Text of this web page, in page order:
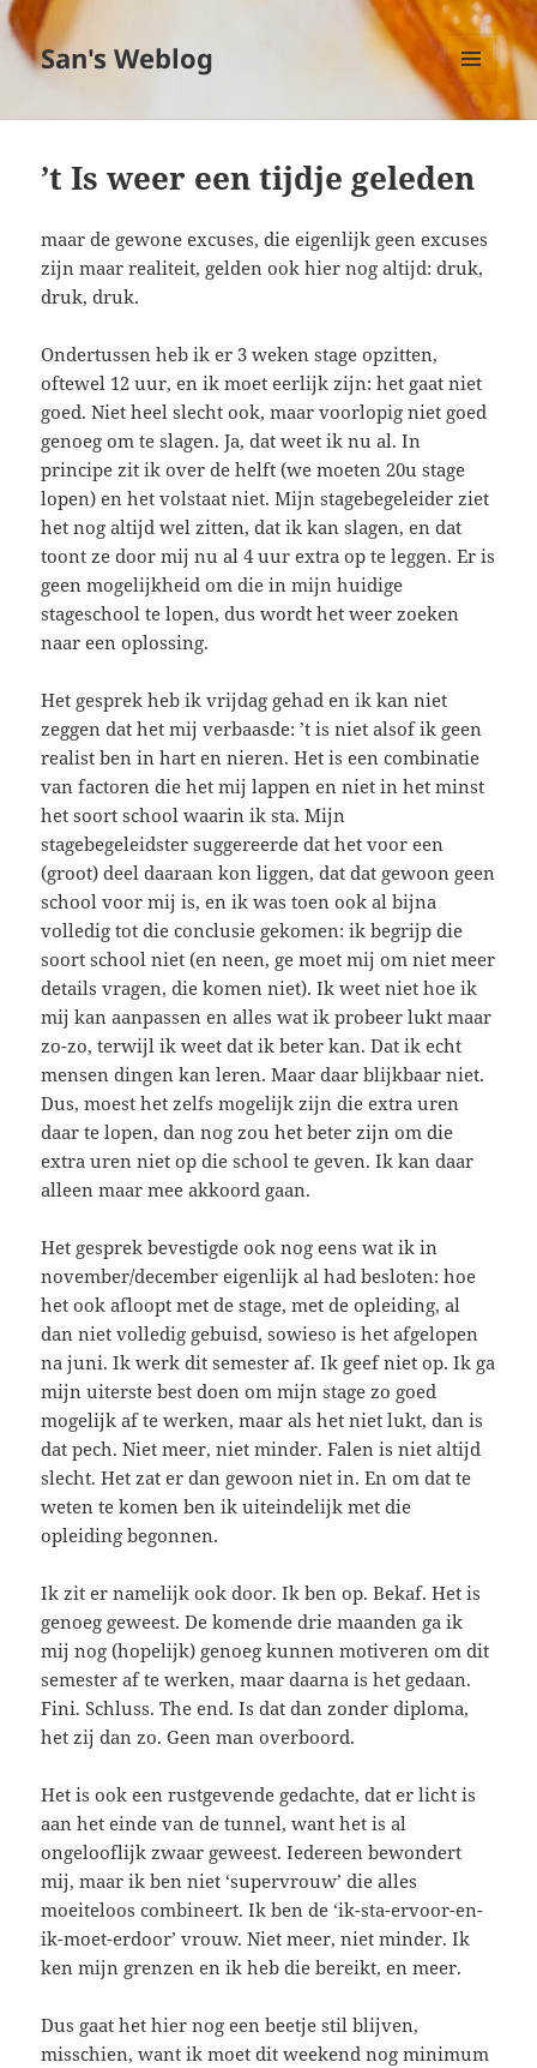
San's Weblog
MENU
EN
’t Is weer een tijdje geleden
maar de gewone excuses, die eigenlijk geen excuses
zijn maar realiteit, gelden ook hier nog altijd: druk,
druk, druk.
Ondertussen heb ik er 3 weken stage opzitten,
oftewel 12 uur, en ik moet eerlijk zijn: het gaat niet
goed. Niet heel slecht ook, maar voorlopig niet goed
genoeg om te slagen. Ja, dat weet ik nu al. In
principe zit ik over de helft (we moeten 20u stage
lopen) en het volstaat niet. Mijn stagebegeleider ziet
het nog altijd wel zitten, dat ik kan slagen, en dat
toont ze door mij nu al 4 uur extra op te leggen. Er is
geen mogelijkheid om die in mijn huidige
stageschool te lopen, dus wordt het weer zoeken
naar een oplossing.
Het gesprek heb ik vrijdag gehad en ik kan niet
zeggen dat het mij verbaasde: ’t is niet alsof ik geen
realist ben in hart en nieren. Het is een combinatie
van factoren die het mij lappen en niet in het minst
het soort school waarin ik sta. Mijn
stagebegeleidster suggereerde dat het voor een
(groot) deel daaraan kon liggen, dat dat gewoon geen
school voor mij is, en ik was toen ook al bijna
volledig tot die conclusie gekomen: ik begrijp die
soort school niet (en neen, ge moet mij om niet meer
details vragen, die komen niet). Ik weet niet hoe ik
mij kan aanpassen en alles wat ik probeer lukt maar
zo-zo, terwijl ik weet dat ik beter kan. Dat ik echt
mensen dingen kan leren. Maar daar blijkbaar niet.
Dus, moest het zelfs mogelijk zijn die extra uren
daar te lopen, dan nog zou het beter zijn om die
extra uren niet op die school te geven. Ik kan daar
alleen maar mee akkoord gaan.
Het gesprek bevestigde ook nog eens wat ik in
november/december eigenlijk al had besloten: hoe
het ook afloopt met de stage, met de opleiding, al
dan niet volledig gebuisd, sowieso is het afgelopen
na juni. Ik werk dit semester af. Ik geef niet op. Ik ga
mijn uiterste best doen om mijn stage zo goed
mogelijk af te werken, maar als het niet lukt, dan is
dat pech. Niet meer, niet minder. Falen is niet altijd
slecht. Het zat er dan gewoon niet in. En om dat te
weten te komen ben ik uiteindelijk met die
opleiding begonnen.
Ik zit er namelijk ook door. Ik ben op. Bekaf. Het is
genoeg geweest. De komende drie maanden ga ik
mij nog (hopelijk) genoeg kunnen motiveren om dit
semester af te werken, maar daarna is het gedaan.
Fini. Schluss. The end. Is dat dan zonder diploma,
het zij dan zo. Geen man overboord.
Het is ook een rustgevende gedachte, dat er licht is
aan het einde van de tunnel, want het is al
ongelooflijk zwaar geweest. Iedereen bewondert
mij, maar ik ben niet ‘supervrouw’ die alles
moeiteloos combineert. Ik ben de ‘ik-sta-ervoor-en-
ik-moet-erdoor’ vrouw. Niet meer, niet minder. Ik
ken mijn grenzen en ik heb die bereikt, en meer.
Dus gaat het hier nog een beetje stil blijven,
misschien, want ik moet dit weekend nog minimum